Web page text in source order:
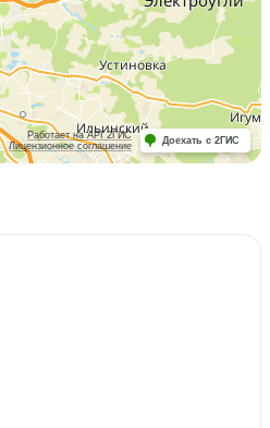
Работает на API 2ГИС
Лицензионное соглашение
Доехать с 2ГИС